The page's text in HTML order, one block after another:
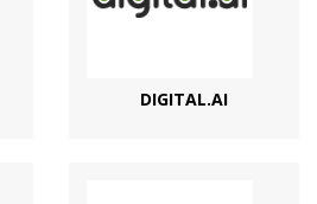
DIGITAL.AI